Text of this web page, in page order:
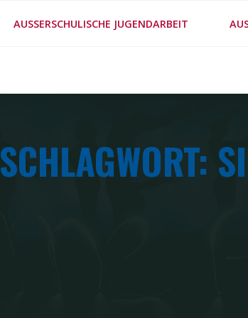
AUSSERSCHULISCHE JUGENDARBEIT
SCHLAGWORT: